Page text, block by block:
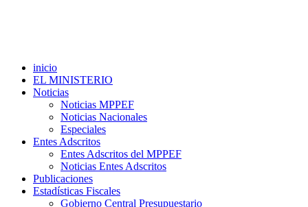
inicio
EL MINISTERIO
Noticias
Noticias MPPEF
Noticias Nacionales
Especiales
Entes Adscritos
Entes Adscritos del MPPEF
Noticias Entes Adscritos
Publicaciones
Estadísticas Fiscales
Gobierno Central Presupuestario